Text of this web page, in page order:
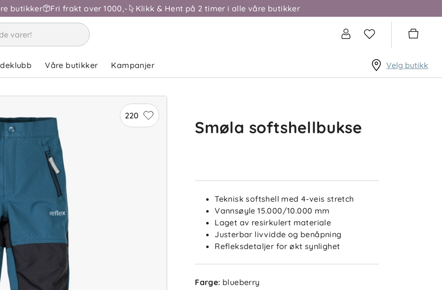
butikker Fri frakt over 1000,- Klikk & Hent på 2 timer i alle våre butikker
Våre butikker Kampanjer Velg butikk
220
Smøla softshellbukse
Teknisk softshell med 4-veis stretch
Vannsøyle 15.000/10.000 mm
Laget av resirkulert materiale
Justerbar livvidde og benåpning
Refleksdetaljer for økt synlighet
Farge: blueberry